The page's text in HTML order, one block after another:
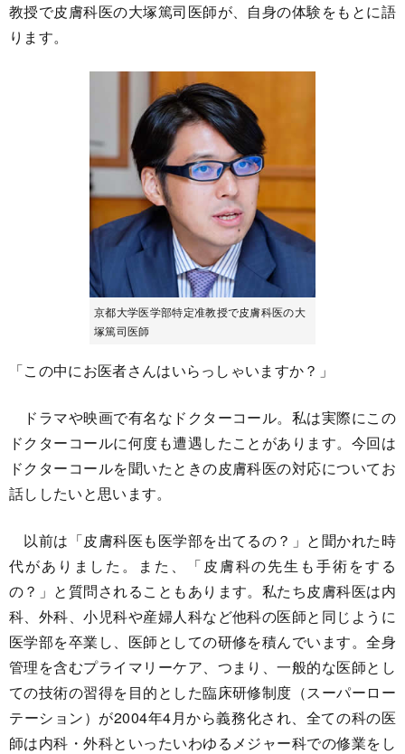
教授で皮膚科医の大塚篤司医師が、自身の体験をもとに語
ります。
京都大学医学部特定准教授で皮膚科医の大
塚篤司医師
「この中にお医者さんはいらっしゃいますか？」
ドラマや映画で有名なドクターコール。私は実際にこの
ドクターコールに何度も遭遇したことがあります。今回は
ドクターコールを聞いたときの皮膚科医の対応についてお
話ししたいと思います。
以前は「皮膚科医も医学部を出てるの？」と聞かれた時
代がありました。また、「皮膚科の先生も手術をする
の？」と質問されることもあります。私たち皮膚科医は内
科、外科、小児科や産婦人科など他科の医師と同じように
医学部を卒業し、医師としての研修を積んでいます。全身
管理を含むプライマリーケア、つまり、一般的な医師とし
ての技術の習得を目的とした臨床研修制度（スーパーロー
テーション）が2004年4月から義務化され、全ての科の医
師は内科・外科といったいわゆるメジャー科での修業をし